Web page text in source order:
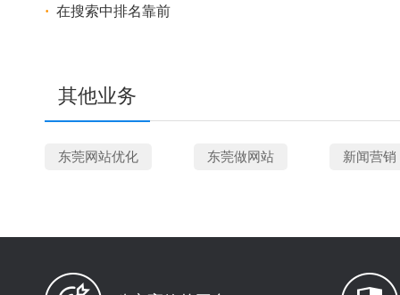
· 在搜索中排名靠前
其他业务
东莞网站优化 东莞做网站 新闻营销